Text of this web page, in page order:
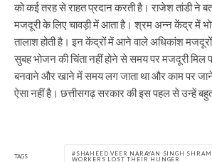
को कई तरह से राहत प्रदान करती है। राजेश तांडी ने
मजदूरी के लिए चावड़ी में आता है। श्रम अन्न केंद्र में
तालाश होती है। इन केंद्रों में आने वाले अधिकांश
सुबह भोजन की चिंता नहीं होने से समय पर मजदूरी मिल
बनवाने और खाने में समय लग जाता था और काम पर जाने
ऐसा नहीं है। छत्तीसगढ़ सरकार की इस पहल से उन्हें बहुत
TAGS
SHAHEED VEER NARAYAN SINGH
WORKERS LOST THEIR HUNGER